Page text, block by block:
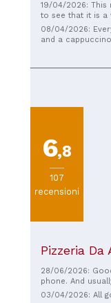
19/04/2026: This
to see that it is a
stocked pastry
08/04/2026:
and a
6,8
107
recensioni
Pizzeria Da
28/06/2026:
phone. And
stadium! 👍
03/04/2026: All